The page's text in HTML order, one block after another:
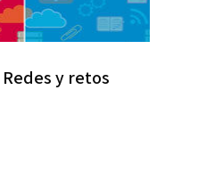
Redes y retos